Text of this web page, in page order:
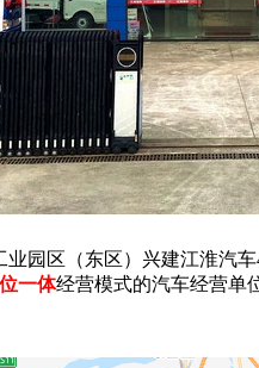
区（东区）兴建江淮汽车
一体经营模式的汽车经营单